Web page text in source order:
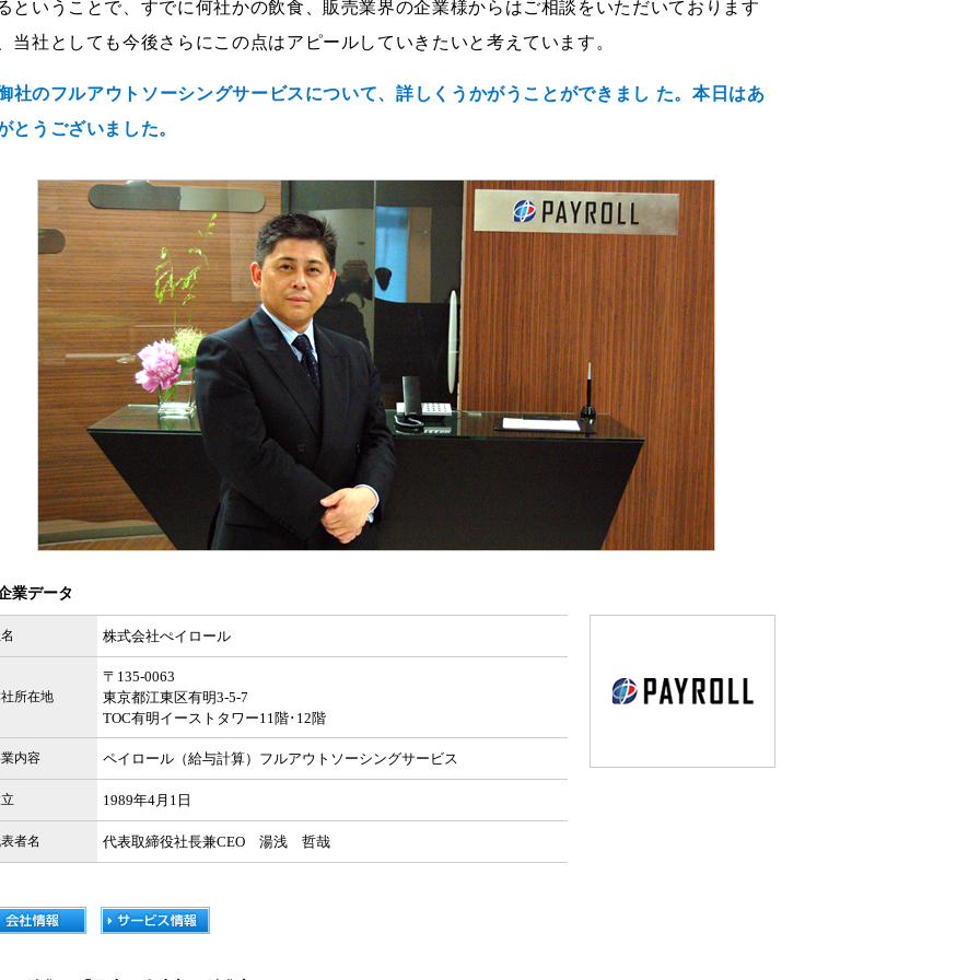
ということで、すでに何社かの飲食、販売業界の企業様からはご相談をいただいております
当社としても今後さらにこの点はアピールしていきたいと考えています。
社のフルアウトソーシングサービスについて、詳しくうかがうことができまし た。本日はあ
とうございました。
業データ
株式会社ぺイロール
所在地
〒135-0063
東京都江東区有明3-5-7
TOC有明イーストタワー11階･12階
内容 ペイロール（給与計算）フルアウトソーシングサービス
1989年4月1日
者名 代表取締役社長兼CEO 湯浅 哲哉